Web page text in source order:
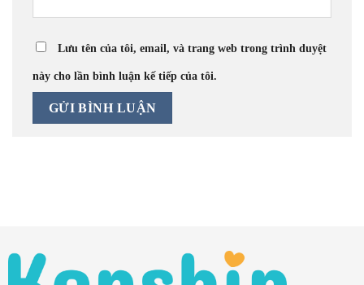
Lưu tên của tôi, email, và trang web trong trình duyệt
này cho lần bình luận kế tiếp của tôi.